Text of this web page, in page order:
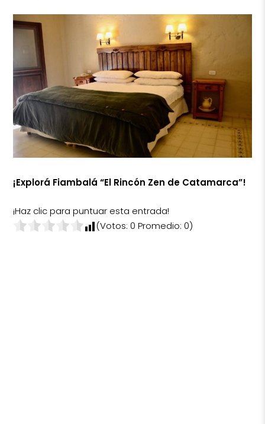
¡Explorá Fiambalá “El Rincón Zen de Catamarca”!
¡Haz clic para puntuar esta entrada!
(Votos:0 Promedio:0)